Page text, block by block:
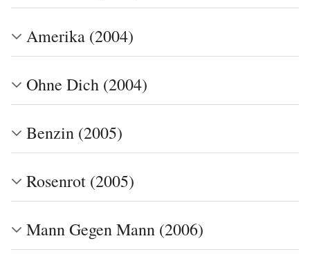
Amerika (2004)
Ohne Dich (2004)
Benzin (2005)
Rosenrot (2005)
Mann Gegen Mann (2006)